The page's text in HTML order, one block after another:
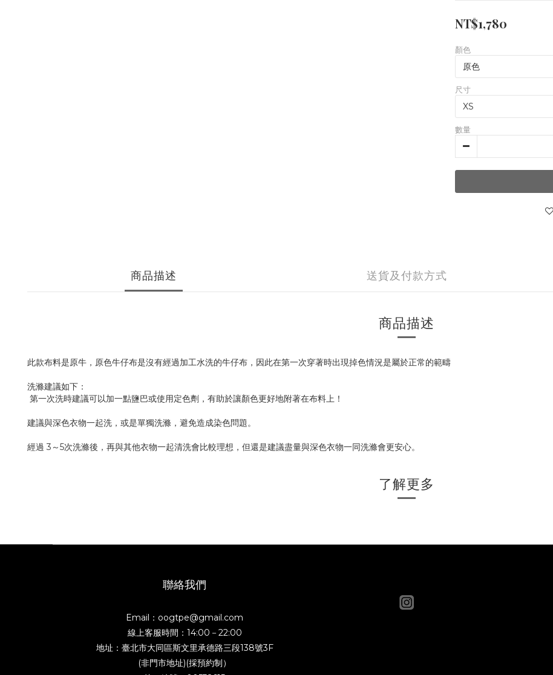
NT$1,780
顏色
尺寸
數量
商品描述 送貨及付款方式
商品描述
此款布料是原牛，原色牛仔布是沒有經過加工水洗的牛仔布，因此在第一次穿著時出現掉色情況是屬於正常的範疇
洗滌建議如下：
第一次洗時建議可以加一點鹽巴或使用定色劑，有助於讓顏色更好地附著在布料上！
建議與深色衣物一起洗，或是單獨洗滌，避免造成染色問題。
經過 3～5次洗滌後，再與其他衣物一起清洗會比較理想，但還是建議盡量與深色衣物一同洗滌會更安心。
了解更多
聯絡我們
Email：oogtpe@gmail.com
線上客服時間：14:00－22:00
地址：臺北市大同區斯文里承德路三段138號3F
(非門市地址)(採預約制）